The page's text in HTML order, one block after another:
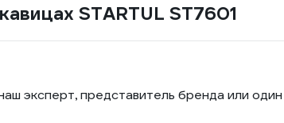
STARTUL ST7601
эксперт, представитель бренда или один